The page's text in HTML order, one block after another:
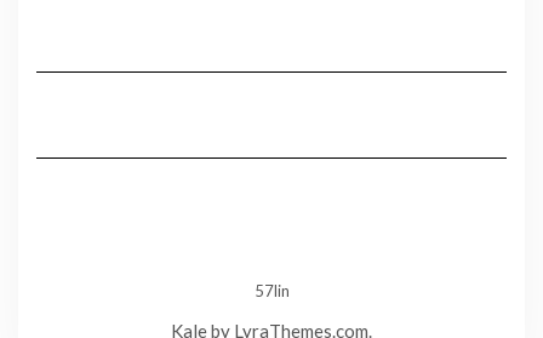
57lin
Kaleby LyraThemes.com.